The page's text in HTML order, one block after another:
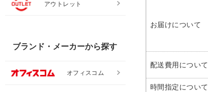
お届けについて
配送費用について
時間指定について
アウトレット
ブランド・メーカーから探す
オフィスコム